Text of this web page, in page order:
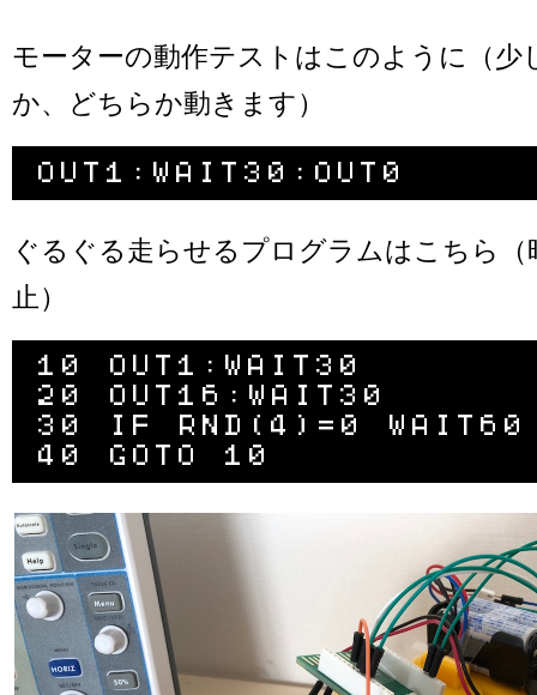
モーターの動作テストはこのように（少
か、どちらか動きます）
ぐるぐる走らせるプログラムはこちら
止）
10 OUT1:WAIT30
20 OUT16:WAIT30
30 IF RND(4)=0 WAIT60